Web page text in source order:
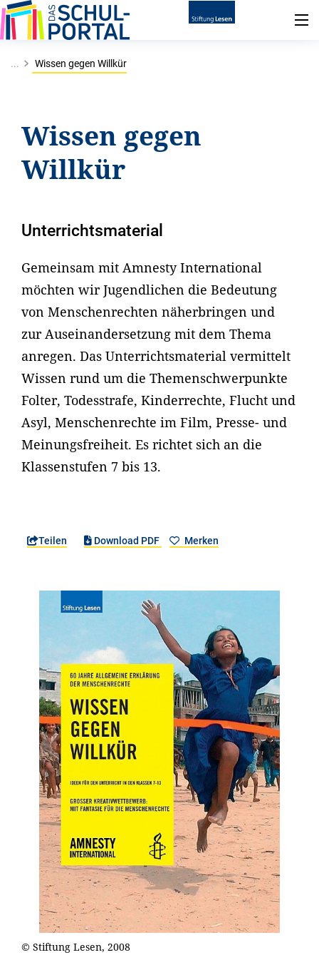
... Wissen gegen Willkür
Wissen gegen
Willkür
Unterrichtsmaterial
Gemeinsam mit Amnesty International
möchten wir Jugendlichen die Bedeutung
von Menschenrechten näherbringen und
zur Auseinandersetzung mit dem Thema
anregen. Das Unterrichtsmaterial vermittelt
Wissen rund um die Themenschwerpunkte
Folter, Todesstrafe, Kinderrechte, Flucht und
Asyl, Menschenrechte im Film, Presse- und
Meinungsfreiheit. Es richtet sich an die
Klassenstufen 7 bis 13.
Teilen Download PDF Merken
© Stiftung Lesen, 2008